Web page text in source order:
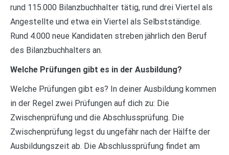
rund 115.000 Bilanzbuchhalter tätig, rund drei Viertel als
Angestellte und etwa ein Viertel als Selbstständige.
Rund 4.000 neue Kandidaten streben jährlich den Beruf
des Bilanzbuchhalters an.
Welche Prüfungen gibt es in der Ausbildung?
Welche Prüfungen gibt es? In deiner Ausbildung kommen
in der Regel zwei Prüfungen auf dich zu: Die
Zwischenprüfung und die Abschlussprüfung. Die
Zwischenprüfung legst du ungefähr nach der Hälfte der
Ausbildungszeit ab. Die Abschlussprüfung findet am